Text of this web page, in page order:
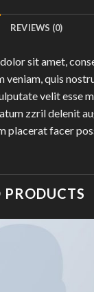
REVIEWS (0)
sit amet,
veniam, quis
velit esse
zzril delenit
placerat facer
PRODUCTS